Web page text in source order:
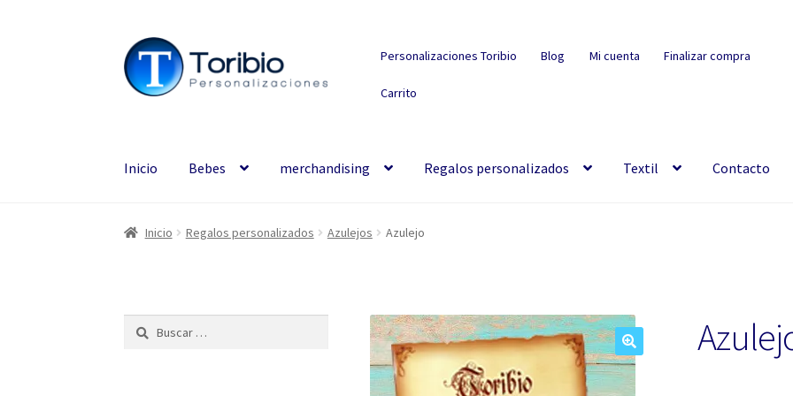
Ir
a
la
Ir
al
contenido
Personalizaciones Toribio Blog Mi cuenta Finalizar compra
Carrito
Inicio Bebes merchandising Regalos personalizados Textil Contacto
Inicio Regalos personalizados Azulejos Azulejo
Buscar: